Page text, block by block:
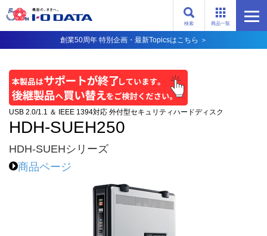
商品一覧
検索
創業50周年 特別企画・最新Topicsはこちら ＞
USB 2.0/1.1 ＆ IEEE 1394対応 外付型セキュリティハードディスク
HDH-SUEH250
HDH-SUEHシリーズ
商品ページ